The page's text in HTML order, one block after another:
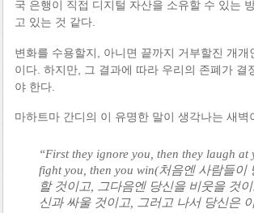
국 은행이 직접 디지털 자산을 소유할 수 있는
고 있는 것 같다.
변화를 수용할지, 아니면 끝까지 거부할진 개개
이다. 하지만, 그 결과에 따라 우리의 존폐가 결
야 한다.
마하트마 간디의 이 유명한 말이 생각나는 새벽
“First they ignore you, then they laugh at
fight you, then you win(처음엔 사람들이
할 것이고, 그다음엔 당신을 비웃을 것
신과 싸울 것이고, 그러고 나서 당신은